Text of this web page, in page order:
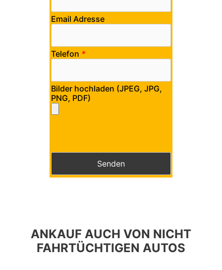
Email Adresse
Telefon *
Bilder hochladen (JPEG, JPG,
PNG, PDF)
Bitte lasse dieses Feld leer.
ANKAUF AUCH VON NICHT
FAHRTÜCHTIGEN AUTOS